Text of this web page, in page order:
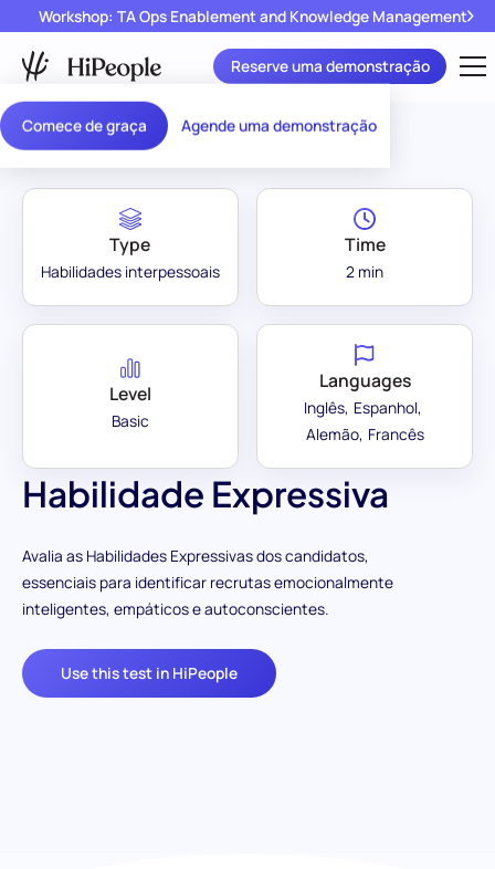
Comece de graça Agende uma demonstração
Workshop: TA Ops Enablement and Knowledge Management
Reserve uma demonstração
Assessment Library
Habilidade Expressiva
Avalia as Habilidades Expressivas dos candidatos,
essenciais para identificar recrutas emocionalmente
inteligentes, empáticos e autoconscientes.
Use this test in HiPeople
Type
Habilidades interpessoais
Time
2 min
Level
Basic
Languages
Inglês Espanhol
Alemão Francês